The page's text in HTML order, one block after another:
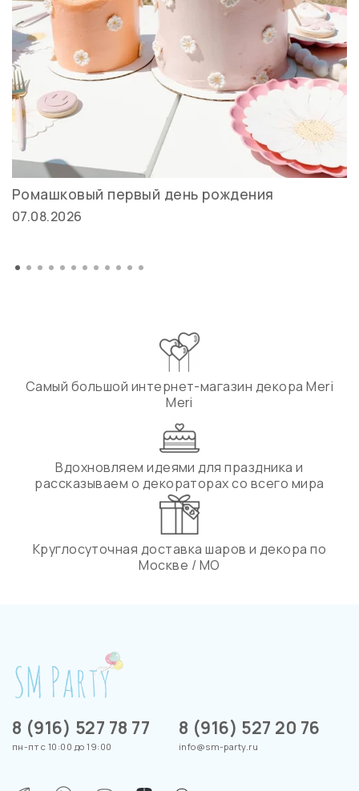
Ромашковый первый день рождения
07.08.2026
Самый большой интернет-магазин декора Meri
Meri
Вдохновляем идеями для праздника и
рассказываем о декораторах со всего мира
Круглосуточная доставка шаров и декора по
Москве / МО
8 (916) 527 78 77
пн-пт с 10:00 до 19:00
8 (916) 527 20 76
info@sm-party.ru